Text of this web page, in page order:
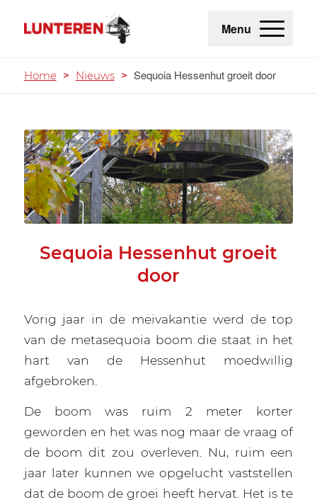
Menu
Home > Nieuws > Sequoia Hessenhut groeit door
Sequoia Hessenhut groeit
door
Vorig jaar in de meivakantie werd de top
van de metasequoia boom die staat in het
hart van de Hessenhut moedwillig
afgebroken.
De boom was ruim 2 meter korter
geworden en het was nog maar de vraag of
de boom dit zou overleven. Nu, ruim een
jaar later kunnen we opgelucht vaststellen
dat de boom de groei heeft hervat. Het is te